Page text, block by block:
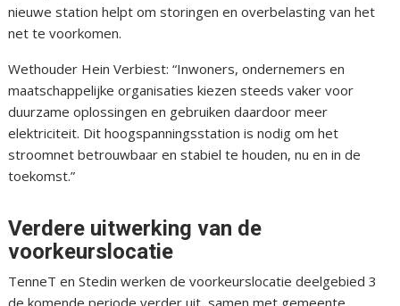
nieuwe station helpt om storingen en overbelasting van het
net te voorkomen.
Wethouder Hein Verbiest: “Inwoners, ondernemers en
maatschappelijke organisaties kiezen steeds vaker voor
duurzame oplossingen en gebruiken daardoor meer
elektriciteit. Dit hoogspanningsstation is nodig om het
stroomnet betrouwbaar en stabiel te houden, nu en in de
toekomst.”
Verdere uitwerking van de
voorkeurslocatie
TenneT en Stedin werken de voorkeurslocatie deelgebied 3
de komende periode verder uit, samen met gemeente